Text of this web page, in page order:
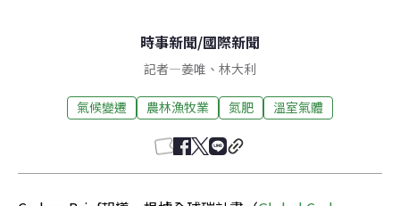
時事新聞/國際新聞
記者—姜唯 、 林大利
氣候變遷 農林漁牧業 氮肥 溫室氣體